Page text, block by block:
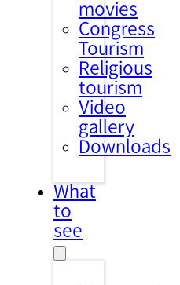
movies
Congress
Tourism
Religious
tourism
Video
gallery
Downloads
What
to
see